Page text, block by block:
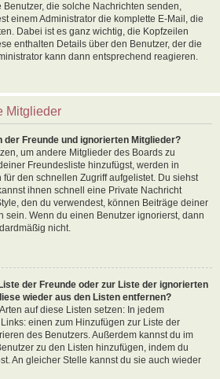
die solche Nachrichten senden,
einem Administrator die komplette E-Mail, die
Dabei ist es ganz wichtig, die Kopfzeilen
enthalten Details über den Benutzer, der die
kann dann entsprechend reagieren.
Mitglieder
der Freunde und ignorierten Mitglieder?
um andere Mitglieder des Boards zu
Freundesliste hinzufügst, werden in
den schnellen Zugriff aufgelistet. Du siehst
ihnen schnell eine Private Nachricht
den du verwendest, können Beiträge deiner
sein. Wenn du einen Benutzer ignorierst, dann
nicht.
der Freunde oder zur Liste der ignorierten
wieder aus den Listen entfernen?
auf diese Listen setzen: In jedem
einen zum Hinzufügen zur Liste der
des Benutzers. Außerdem kannst du im
zu den Listen hinzufügen, indem du
An gleicher Stelle kannst du sie auch wieder